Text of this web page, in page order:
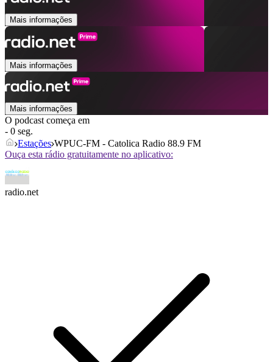
Mais informações
Mais informações
Mais informações
O podcast começa em
- 0 seg.
Estações WPUC-FM - Catolica Radio 88.9 FM
Ouça esta rádio gratuitamente no aplicativo:
radio.net